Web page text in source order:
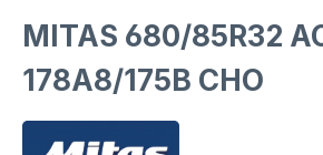
MITAS 680/85R32
178A8/175B CHO